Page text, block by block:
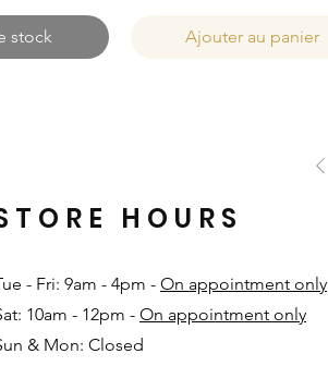
stock Ajouter au panier
- Fri: 9am - 4pm - On appointment only
10am - 12pm - On appointment only
& Mon: Closed​
HOURS